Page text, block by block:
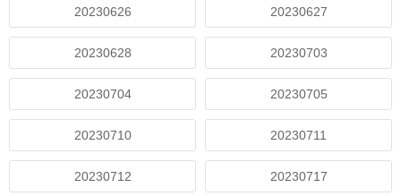
20230626 20230627
20230628 20230703
20230704 20230705
20230710 20230711
20230712 20230717